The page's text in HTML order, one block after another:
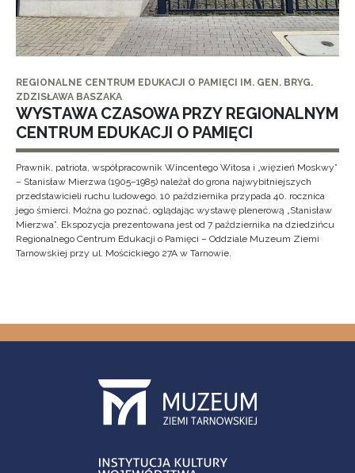
REGIONALNE CENTRUM EDUKACJI O PAMIĘCI IM. GEN. BRYG.
ZDZISŁAWA BASZAKA
WYSTAWA CZASOWA PRZY REGIONALNYM
CENTRUM EDUKACJI O PAMIĘCI
Prawnik, patriota, współpracownik Wincentego Witosa i „więzień Moskwy”
– Stanisław Mierzwa (1905–1985) należał do grona najwybitniejszych
przedstawicieli ruchu ludowego. 10 października przypada 40. rocznica
jego śmierci. Można go poznać, oglądając wystawę plenerową „Stanisław
Mierzwa”. Ekspozycja prezentowana jest od 7 października na dziedzińcu
Regionalnego Centrum Edukacji o Pamięci – Oddziale Muzeum Ziemi
Tarnowskiej przy ul. Mościckiego 27A w Tarnowie.